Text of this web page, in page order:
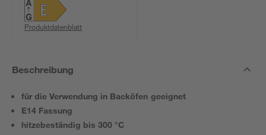
Produktdatenblatt
Beschreibung
für die Verwendung in Backöfen geeignet
E14 Fassung
hitzebeständig bis 300 °C